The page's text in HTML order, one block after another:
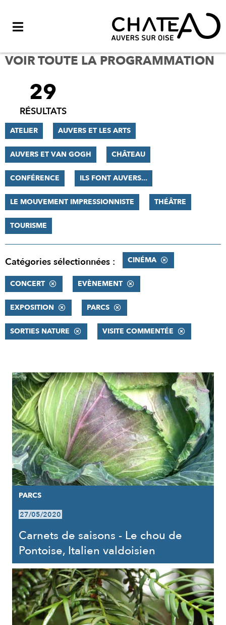
VOIR TOUTE LA PROGRAMMATION
FILTRER
RÉSULTATS
29
RÉSULTATS
ATELIER AUVERS ET LES ARTS
AUVERS ET VAN GOGH CHÂTEAU
CONFÉRENCE ILS FONT AUVERS...
LE MOUVEMENT IMPRESSIONNISTE THÉÂTRE
TOURISME
Catégories sélectionnées : CINÉMA
CONCERT EVÈNEMENT
EXPOSITION PARCS
SORTIES NATURE VISITE COMMENTÉE
RÉSULTATS
PARCS
27/05/2020
Carnets de saisons - Le chou de
Pontoise, Italien valdoisien